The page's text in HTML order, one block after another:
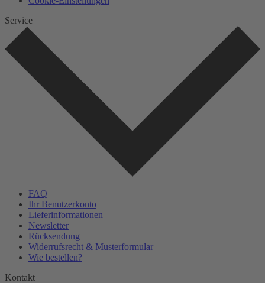
Service
FAQ
Ihr Benutzerkonto
Lieferinformationen
Newsletter
Rücksendung
Widerrufsrecht & Musterformular
Wie bestellen?
Kontakt